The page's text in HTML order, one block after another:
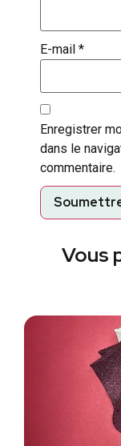
E-mail *
Enregistrer
dans le
commentaire.
Vous